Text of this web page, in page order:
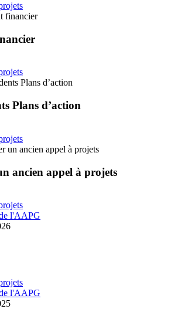
financier
Plans d’action
Plans d’action
un ancien appel à projets
ancien appel à projets
l'AAPG
l'AAPG